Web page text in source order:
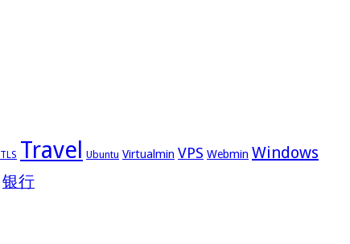
TLS Travel Ubuntu Virtualmin VPS Webmin Windows
银行